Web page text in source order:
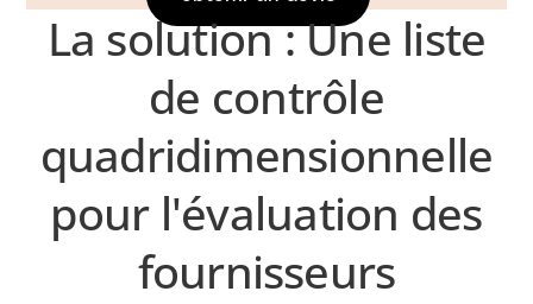
La solution : Une liste
de contrôle
quadridimensionnelle
pour l'évaluation des
fournisseurs